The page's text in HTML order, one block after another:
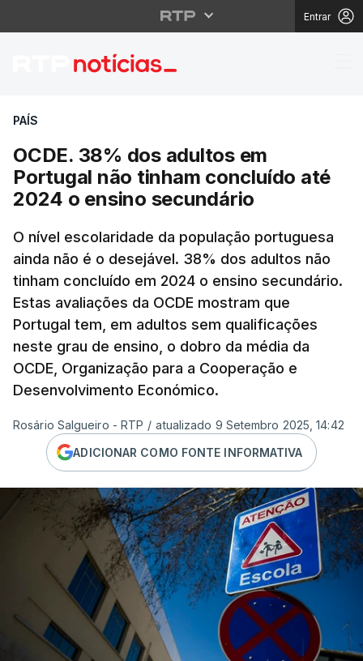
Entrar
OCDE. 38% dos
PAÍS
OCDE. 38% dos adultos em
Portugal não tinham concluído até
2024 o ensino secundário
O nível escolaridade da população portuguesa
ainda não é o desejável. 38% dos adultos não
tinham concluído em 2024 o ensino secundário.
Estas avaliações da OCDE mostram que
Portugal tem, em adultos sem qualificações
neste grau de ensino, o dobro da média da
OCDE, Organização para a Cooperação e
Desenvolvimento Económico.
Rosário Salgueiro - RTP / atualizado 9 Setembro 2025, 14:42
ADICIONAR COMO FONTE INFORMATIVA